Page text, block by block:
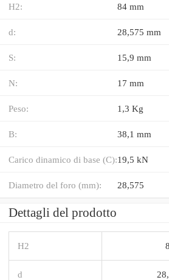
H2: 84 mm
d: 28,575 mm
S: 15,9 mm
N: 17 mm
Peso: 1,3 Kg
B: 38,1 mm
Carico dinamico di base (C):19,5 kN
Diametro del foro (mm): 28,575
Dettagli del prodotto
H2
d